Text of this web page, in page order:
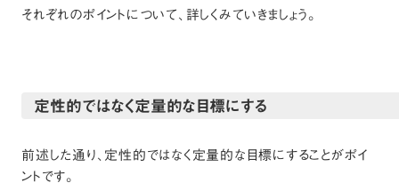
それぞれのポイントについて、詳しくみていきましょう。
定性的ではなく定量的な目標にする
前述した通り、定性的ではなく定量的な目標にすることがポイ
ントです。